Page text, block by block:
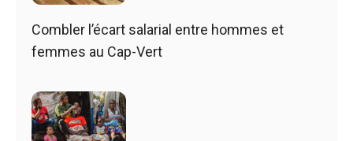
Combler l’écart salarial entre hommes et
femmes au Cap-Vert